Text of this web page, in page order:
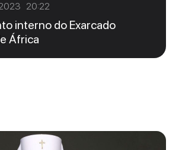
2023 20:22
interno do Exarcado
África